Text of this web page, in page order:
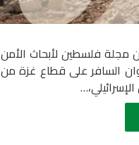
مجلة فلسطين لأبحاث الأمن
السافر على قطاع غزة من